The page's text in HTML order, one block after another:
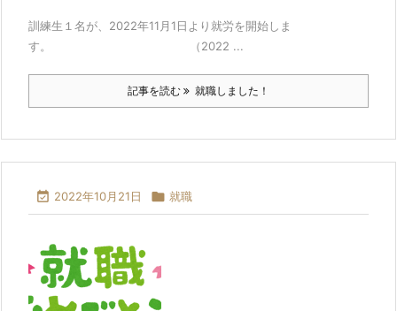
訓練生１名が、2022年11月1日より就労を開始しま
す。 （2022 ...
記事を読む 就職しました！
 2022年10月21日  就職